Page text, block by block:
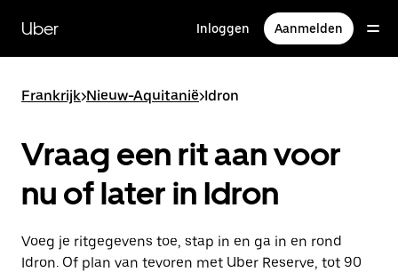
naar
hoofdinhoud
Uber Inloggen Aanmelden
Frankrijk>Nieuw-Aquitanië>Idron
Vraag een rit aan voor
nu of later in Idron
Voeg je ritgegevens toe, stap in en ga in en rond
Idron. Of plan van tevoren met Uber Reserve, tot 90